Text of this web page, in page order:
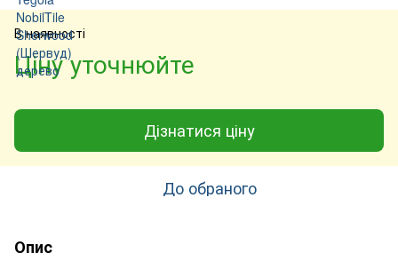
В наявності
Ціну уточнюйте
Дізнатися ціну
До обраного
Опис